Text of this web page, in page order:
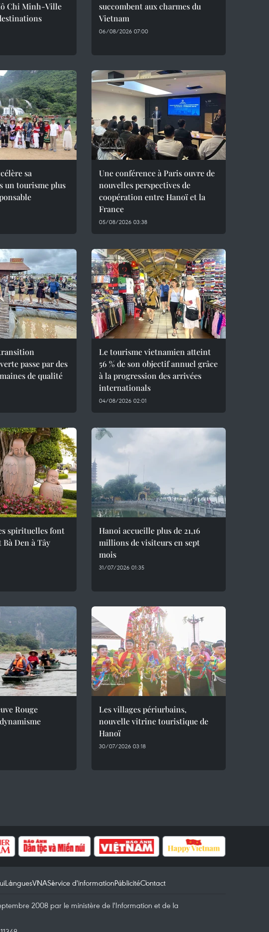
Chi Minh-Ville
succombent aux charmes du
Vietnam
06/08/2026 07:00
sa
un tourisme plus
Une conférence à Paris ouvre de
nouvelles perspectives de
coopération entre Hanoï et la
France
05/08/2026 03:38
passe par des
de qualité
Le tourisme vietnamien atteint
56 % de son objectif annuel grâce
à la progression des arrivées
internationals
04/08/2026 02:01
spirituelles font
Den à Tây
Hanoi accueille plus de 21,16
millions de visiteurs en sept
mois ​
31/07/2026 01:35
Rouge
Les villages périurbains,
nouvelle vitrine touristique de
Hanoï
30/07/2026 03:18
LanguesVNAService d'informationPublicitéContact
2008 par le ministère de l'Information et de la